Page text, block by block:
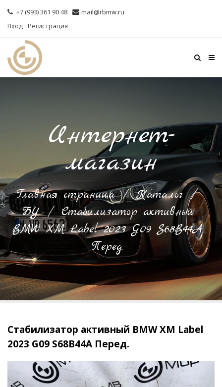
+7 (993) 361 90 48
mail@rbmw.ru
Вход Регистрация
Интернет-
магазин
Главная страница /Каталог /
БУ /Стабилизатор активный
BMW XM Label 2023 G09 S68B44A
Перед.
Стабилизатор активный BMW XM Label
2023 G09 S68B44A Перед.